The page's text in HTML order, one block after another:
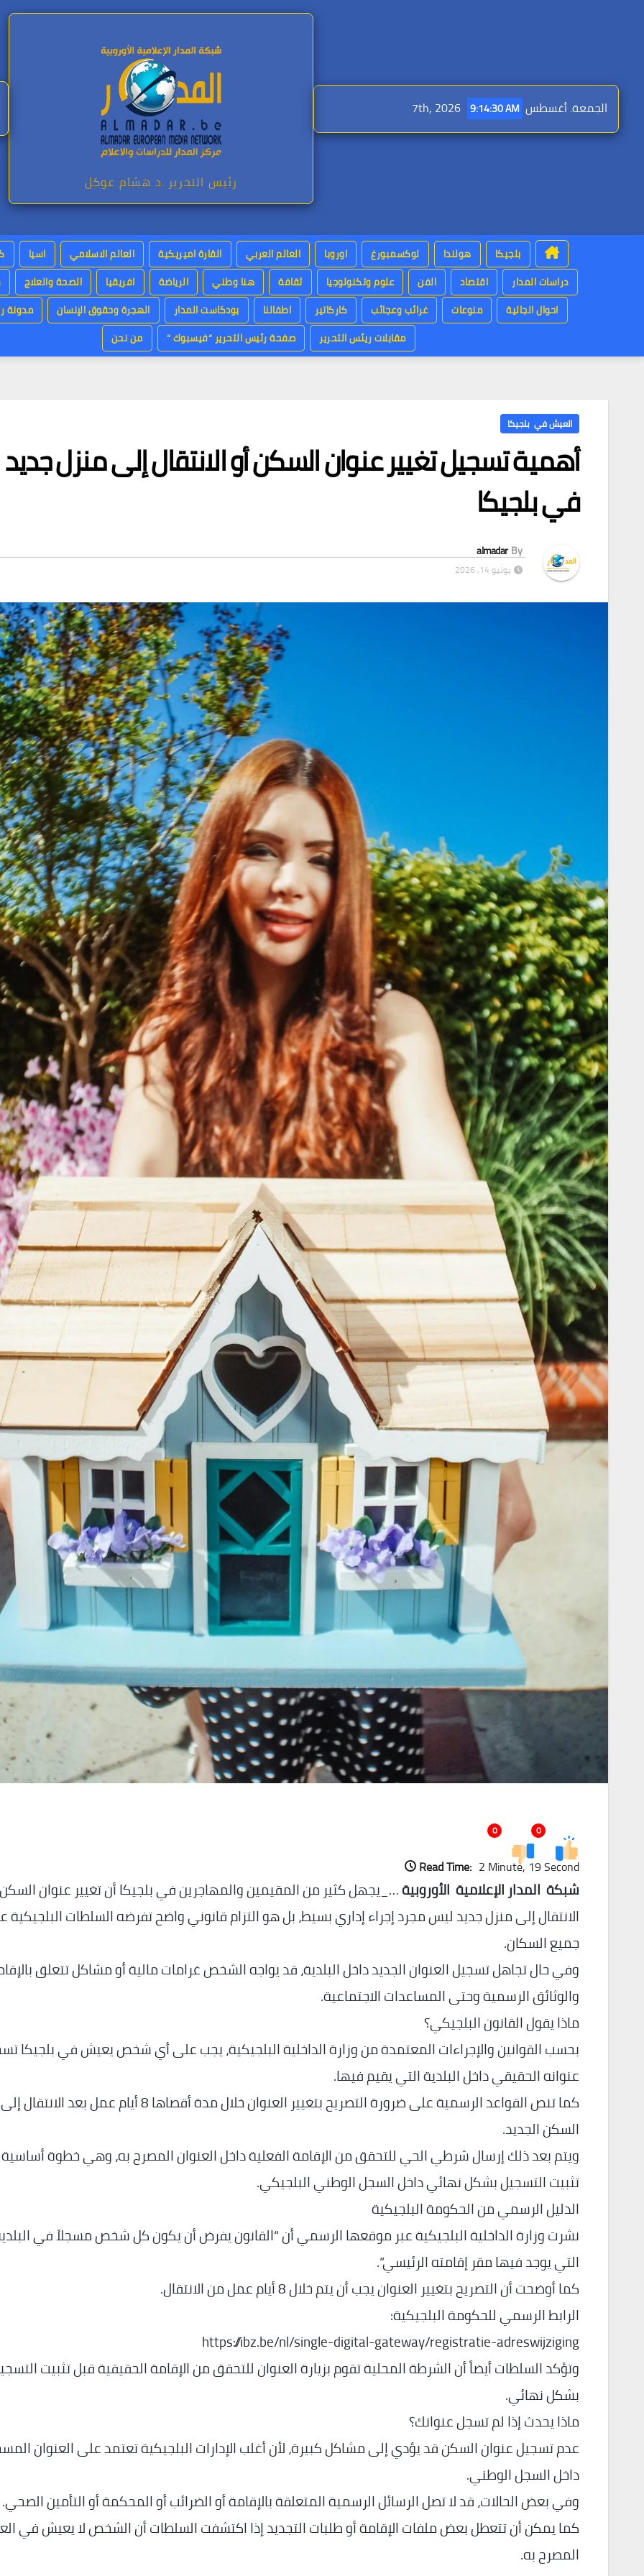
الجمعة. أغسطس 7th, 2026 9:14:32 AM
رئيس التحرير .د هشام عوكل
بلجيكا هولندا لوكسمبورغ اوروبا العالم العربي القارة اميريكية العالم الاسلامي اسيا
دراسات المدار
اقتصاد الفن علوم وتكنولوجيا ثقافة هنا وطني الرياضة افريقيا الصحة والعلاج
احوال الجالية
منوعات غرائب وعجائب كاركاتير اطفالنا بودكاست المدار الهجرة وحقوق الإنسان
مدونة
مقابلات ريئس التحرير
صفحة رئيس التحرير “فيسبوك “ من نحن
العيش في بلجيكا
أهمية تسجيل تغيير عنوان السكن أو الانتقال إلى منزل جديد
في بلجيكا
By
almadar
يونيو 14, 2026
0
0
Read Time: 2 Minute, 19 Second
شبكة المدار الإعلامية الأوروبية…_يجهل كثير من المقيمين والمهاجرين في بلجيكا أن تغيير عنوان
الانتقال إلى منزل جديد ليس مجرد إجراء إداري بسيط، بل هو التزام قانوني واضح تفرضه السلطات البلجيكية
جميع السكان.
وفي حال تجاهل تسجيل العنوان الجديد داخل البلدية، قد يواجه الشخص غرامات مالية أو مشاكل تتعلق
والوثائق الرسمية وحتى المساعدات الاجتماعية.
ماذا يقول القانون البلجيكي؟
بحسب القوانين والإجراءات المعتمدة من وزارة الداخلية البلجيكية، يجب على أي شخص يعيش في بلجيكا
عنوانه الحقيقي داخل البلدية التي يقيم فيها.
كما تنص القواعد الرسمية على ضرورة التصريح بتغيير العنوان خلال مدة أقصاها 8 أيام عمل بعد الانتقال إلى
السكن الجديد.
ويتم بعد ذلك إرسال شرطي الحي للتحقق من الإقامة الفعلية داخل العنوان المصرح به، وهي خطوة
تثبيت التسجيل بشكل نهائي داخل السجل الوطني البلجيكي.
الدليل الرسمي من الحكومة البلجيكية
نشرت وزارة الداخلية البلجيكية عبر موقعها الرسمي أن “القانون يفرض أن يكون كل شخص مسجلاً في
التي يوجد فيها مقر إقامته الرئيسي”.
كما أوضحت أن التصريح بتغيير العنوان يجب أن يتم خلال 8 أيام عمل من الانتقال.
الرابط الرسمي للحكومة البلجيكية:
https://ibz.be/nl/single-digital-gateway/registratie-adreswijziging
وتؤكد السلطات أيضاً أن الشرطة المحلية تقوم بزيارة العنوان للتحقق من الإقامة الحقيقية قبل تثبيت
بشكل نهائي.
ماذا يحدث إذا لم تسجل عنوانك؟
عدم تسجيل عنوان السكن قد يؤدي إلى مشاكل كبيرة، لأن أغلب الإدارات البلجيكية تعتمد على العنوان
داخل السجل الوطني.
وفي بعض الحالات، قد لا تصل الرسائل الرسمية المتعلقة بالإقامة أو الضرائب أو المحكمة أو التأمين الصحي.
كما يمكن أن تتعطل بعض ملفات الإقامة أو طلبات التجديد إذا اكتشفت السلطات أن الشخص لا يعيش في
المصرح به.